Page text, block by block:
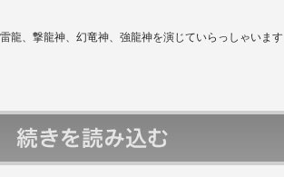
龍、撃龍神、幻竜神、強龍神を演じていらっしゃいます